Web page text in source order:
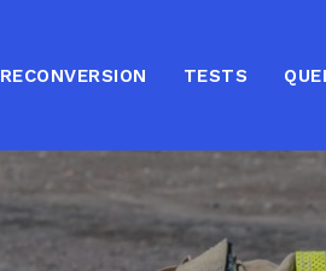
RECONVERSION TESTS